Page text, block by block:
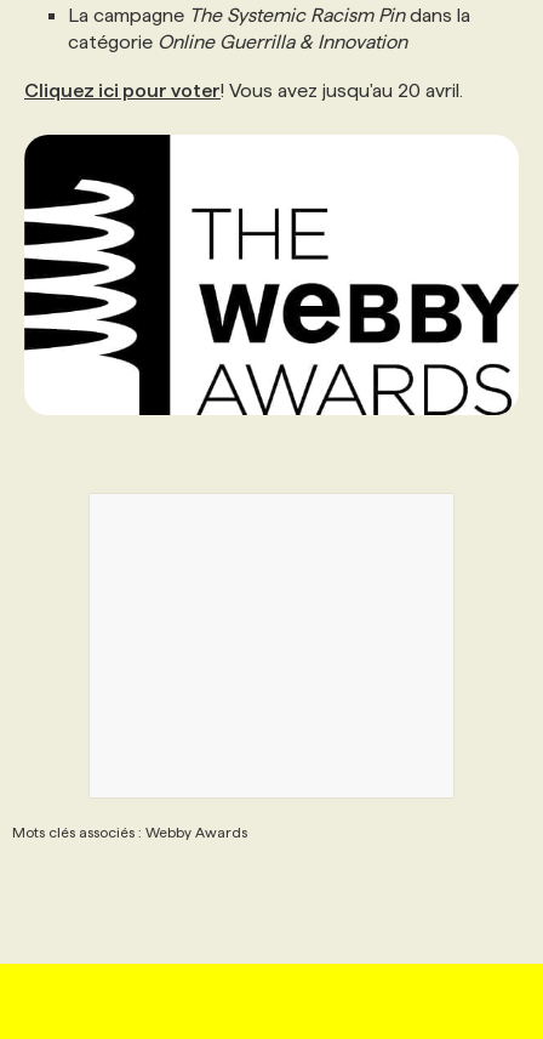
La campagne The Systemic Racism Pindans la
catégorie Online Guerrilla & Innovation
Cliquez ici pour voter! Vous avez jusqu'au 20 avril.
Mots clés associés : Webby Awards